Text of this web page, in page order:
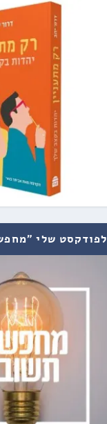
לפודקסט שלי